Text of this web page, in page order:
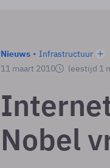
Nieuws
Infrastructuur
11 maart 2010
leestijd 1
Nobel